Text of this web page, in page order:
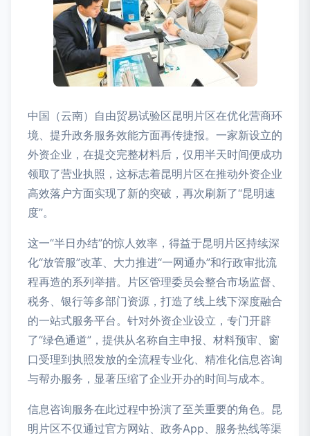
中国（云南）自由贸易试验区昆明片区在优化营商环
境、提升政务服务效能方面再传捷报。一家新设立的
外资企业，在提交完整材料后，仅用半天时间便成功
领取了营业执照，这标志着昆明片区在推动外资企业
高效落户方面实现了新的突破，再次刷新了“昆明速
度”。
这一“半日办结”的惊人效率，得益于昆明片区持续深
化“放管服”改革、大力推进“一网通办”和行政审批流
程再造的系列举措。片区管理委员会整合市场监督、
税务、银行等多部门资源，打造了线上线下深度融合
的一站式服务平台。针对外资企业设立，专门开辟
了“绿色通道”，提供从名称自主申报、材料预审、窗
口受理到执照发放的全流程专业化、精准化信息咨询
与帮办服务，显著压缩了企业开办的时间与成本。
信息咨询服务在此过程中扮演了至关重要的角色。昆
明片区不仅通过官方网站、政务App、服务热线等渠